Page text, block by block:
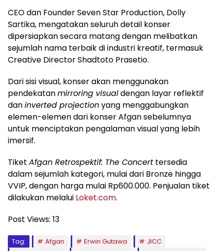
CEO dan Founder Seven Star Production, Dolly
Sartika, mengatakan seluruh detail konser
dipersiapkan secara matang dengan melibatkan
sejumlah nama terbaik di industri kreatif, termasuk
Creative Director Shadtoto Prasetio.
Dari sisi visual, konser akan menggunakan
pendekatanmirroring visualdengan layar reflektif
daninverted projectionyang menggabungkan
elemen-elemen dari konser Afgan sebelumnya
untuk menciptakan pengalaman visual yang lebih
imersif.
Tiket Afgan Retrospektif: The Concert tersedia
dalam sejumlah kategori, mulai dari Bronze hingga
VVIP, dengan harga mulai Rp600.000. Penjualan tiket
dilakukan melalui Loket.com.
Post Views: 13
Tag: Afgan Erwin Gutawa
JICC